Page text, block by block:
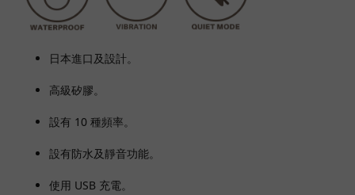
日本進口及設計。
高級矽膠。
設有 10 種頻率。
設有防水及靜音功能。
使用 USB 充電。